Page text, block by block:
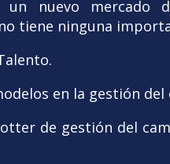
un nuevo mercado
tiene ninguna
en la gestión del
de gestión del